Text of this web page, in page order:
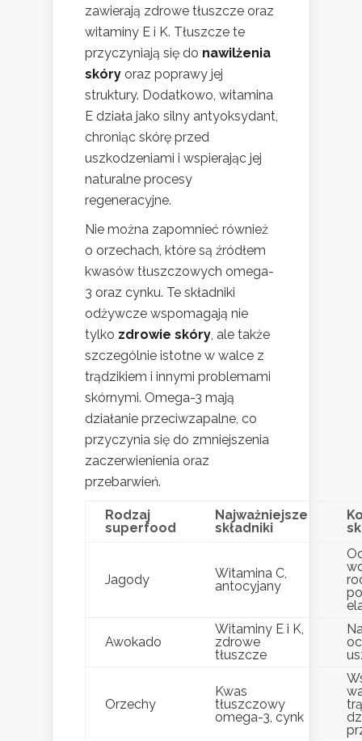
zawierają zdrowe tłuszcze oraz
witaminy E i K. Tłuszcze te
przyczyniają się do nawilżenia
skóry oraz poprawy jej
struktury. Dodatkowo, witamina
E działa jako silny antyoksydant,
chroniąc skórę przed
uszkodzeniami i wspierając jej
naturalne procesy
regeneracyjne.
Nie można zapomnieć również
o orzechach, które są źródłem
kwasów tłuszczowych omega-
3 oraz cynku. Te składniki
odżywcze wspomagają nie
tylko zdrowie skóry, ale także
szczególnie istotne w walce z
trądzikiem i innymi problemami
skórnymi. Omega-3 mają
działanie przeciwzapalne, co
przyczynia się do zmniejszenia
zaczerwienienia oraz
przebarwień.
Rodzaj
superfood
Najważniejsze
składniki
Jagody
Witamina C,
antocyjany
Awokado
Witaminy E i K,
zdrowe
tłuszcze
Orzechy
Kwas
tłuszczowy
omega-3, cynk